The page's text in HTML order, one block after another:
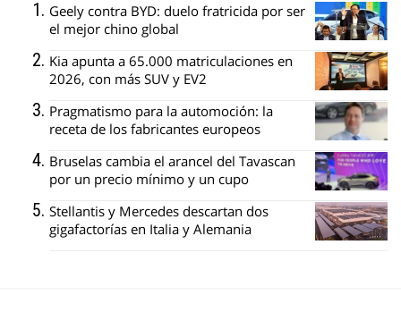
Geely contra BYD: duelo fratricida por ser
el mejor chino global
Kia apunta a 65.000 matriculaciones en
2026, con más SUV y EV2
Pragmatismo para la automoción: la
receta de los fabricantes europeos
Bruselas cambia el arancel del Tavascan
por un precio mínimo y un cupo
Stellantis y Mercedes descartan dos
gigafactorías en Italia y Alemania